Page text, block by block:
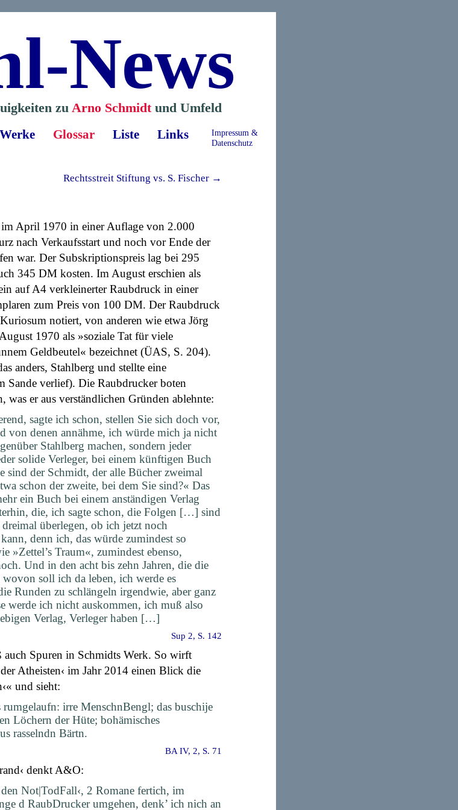
News
zu Arno Schmidtund Umfeld
Werke Glossar Liste Links
Impressum &
Datenschutz
Rechtsstreit Stiftung vs. S. Fischer →
im April 1970 in einer Auflage von 2.000
nach Verkaufsstart und noch vor Ende der
war. Der Subskriptionspreis lag bei 295
345 DM kosten. Im August erschien als
auf A4 verkleinerter Raubdruck in einer
zum Preis von 100 DM. Der Raubdruck
notiert, von anderen wie etwa Jörg
1970 als »soziale Tat für viele
Geldbeutel« bezeichnet (ÜAS, S. 204).
anders, Stahlberg und stellte eine
Sande verlief). Die Raubdrucker boten
was er aus verständlichen Gründen ablehnte:
sagte ich schon, stellen Sie sich doch vor,
von denen annähme, ich würde mich ja nicht
Stahlberg machen, sondern jeder
solide Verleger, bei einem künftigen Buch
sind der Schmidt, der alle Bücher zweimal
schon der zweite, bei dem Sie sind?« Das
ein Buch bei einem anständigen Verlag
die, ich sagte schon, die Folgen […] sind
überlegen, ob ich jetzt noch
denn ich, das würde zumindest so
»Zettel’s Traum«, zumindest ebenso,
Und in den acht bis zehn Jahren, die die
soll ich da leben, ich werde es
Runden zu schlängeln irgendwie, aber ganz
werde ich nicht auskommen, ich muß also
Verlag, Verleger haben […]
Sup 2, S. 142
Spuren in Schmidts Werk. So wirft
Atheisten‹ im Jahr 2014 einen Blick die
und sieht:
rumgelaufn: irre MenschnBengl; das buschije
Löchern der Hüte; bohämisches
rasselndn Bärtn.
BA IV, 2, S. 71
denkt A&O:
Not|TodFall‹, 2 Romane fertich, im
d RaubDrucker umgehen, denk’ ich nich an